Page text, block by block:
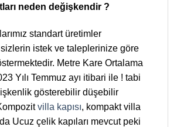
neden değişkendir ?
standart üretimler
sizlerin istek ve taleplerinize göre
Metre Kare Ortalama
Yılı Temmuz ayı itibari ile ! tabi
gösterebilir düşebilir
villa kapısı, kompakt villa
Ucuz çelik kapıları mevcut peki